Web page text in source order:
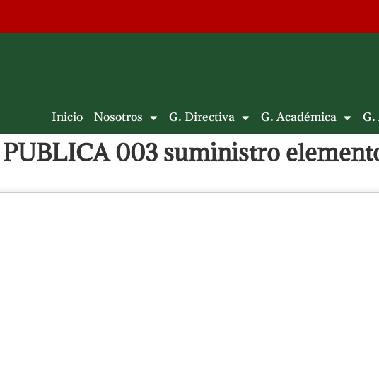
Inicio Nosotros G. Directiva G. Académica
003 suministro